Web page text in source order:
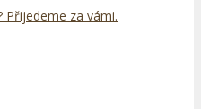
Přijedeme za vámi.